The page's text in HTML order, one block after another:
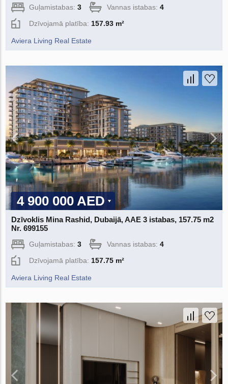
Guļamistabas:3 Vannas istabas:4
Dzīvojamā platība: 157.93 m²
Aviera Living Real Estate
4 900 000 AED
Dzīvoklis Mina Rashid, Dubaijā, AAE 3 istabas, 157.75 m2
Nr. 699155
Guļamistabas:3 Vannas istabas:4
Dzīvojamā platība: 157.75 m²
Aviera Living Real Estate